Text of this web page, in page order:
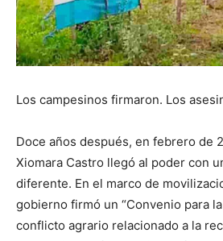
Los campesinos firmaron. Los
Doce años después, en febrero de
Xiomara Castro llegó al poder con
diferente. En el marco de
gobierno firmó un “Convenio para
conflicto agrario relacionado a la